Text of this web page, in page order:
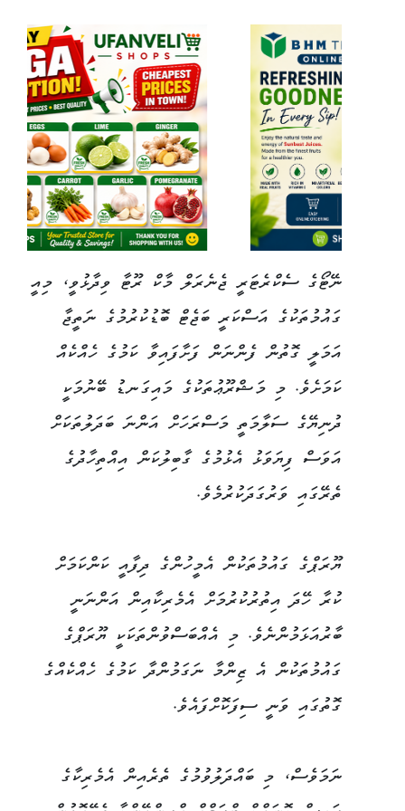
ނޭޓޯގެ ސެކްރެޓަރީ ޖެނެރަލް މާކް ރޫޓާ ވިދާޅުވީ، މިއީ
ގައުމުތަކުގެ އަސްކަރީ ބަޖެޓް ބޮޑުކުރުމުގެ ނަތީޖާ
އަމަލީ ގޮތުން ފެންނަން ފަށާފައިވާ ކަމުގެ ހެއްކެއް
ކަމަށެވެ. މި މަޝްރޫޢުތަކުގެ މައިގަނޑު ބޭނުމަކީ
ދުނިޔޭގެ ސަލާމަތީ މަސްރަހަށް އަންނަ ބަދަލުތަކަށް
އަވަސް ފިޔަވަޅު އެޅުމުގެ ގާބިލުކަން އިއްތިހާދުގެ
ތެރޭގައި ވަރުގަދަކުރުމެވެ.
ޔޫރަޕްގެ ގައުމުތަކުން އެމީހުންގެ ދިފާއީ ކަންކަމަށް
ކުރާ ހޭދަ އިތުރުކުރުމަށް އެމެރިކާއިން އަންނަނީ
ބާރުއަޅަމުންނެވެ. މި އެއްބަސްވުންތަކަކީ ޔޫރަޕްގެ
ގައުމުތަކުން އެ ޒިންމާ ނަގަމުންދާ ކަމުގެ ހެއްކެއްގެ
ގޮތުގައި ވަނީ ސިފަކޮށްފައެވެ.
ނަމަވެސް، މި ބައްދަލުވުމުގެ ތެރެއިން އެމެރިކާގެ